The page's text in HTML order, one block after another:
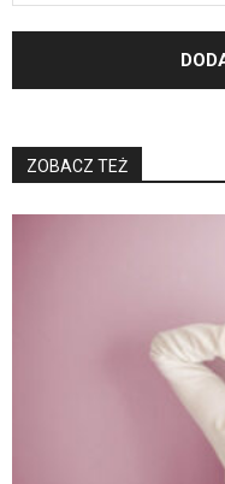
ZOBACZ TEŻ